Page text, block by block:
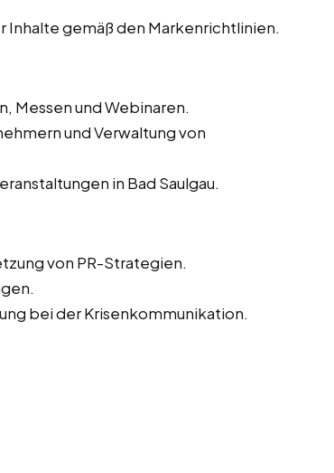
Inhalte gemäß den Markenrichtlinien.
Messen und Webinaren.
und Verwaltung von
in Bad Saulgau.
von PR-Strategien.
bei der Krisenkommunikation.